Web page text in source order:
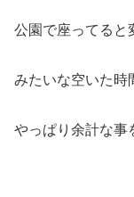
公園で座ってると
みたいな空いた時
やっぱり余計な事